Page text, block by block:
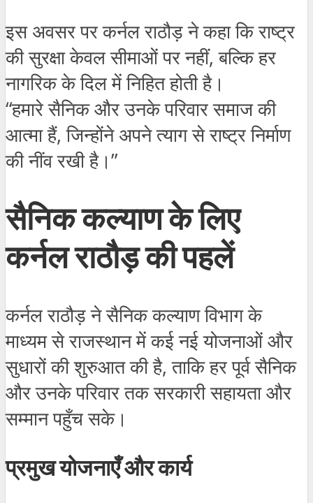
इस अवसर पर कर्नल राठौड़ ने कहा कि राष्ट्र
की सुरक्षा केवल सीमाओं पर नहीं, बल्कि हर
नागरिक के दिल में निहित होती है।
“हमारे सैनिक और उनके परिवार समाज की
आत्मा हैं, जिन्होंने अपने त्याग से राष्ट्र निर्माण
की नींव रखी है।”
सैनिक कल्याण के लिए
कर्नल राठौड़ की पहलें
कर्नल राठौड़ ने सैनिक कल्याण विभाग के
माध्यम से राजस्थान में कई नई योजनाओं और
सुधारों की शुरुआत की है, ताकि हर पूर्व सैनिक
और उनके परिवार तक सरकारी सहायता और
सम्मान पहुँच सके।
प्रमुख योजनाएँ और कार्य